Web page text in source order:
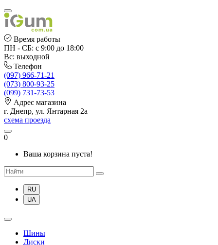
Время работы
ПН - СБ: с 9:00 до 18:00
Вс: выходной
Телефон
(097) 966-71-21
(073) 800-93-25
(099) 731-73-53
Адрес магазина
г. Днепр, ул. Янтарная 2а
схема проезда
0
Ваша корзина пуста!
RU
UA
Шины
Диски